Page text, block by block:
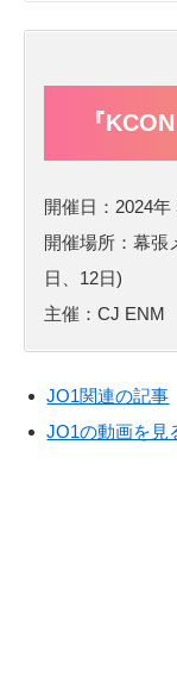
『
開催日：2024
開催場所：幕張
日、12日)
主催：CJ ENM
JO1関連の記事
JO1の動画を見